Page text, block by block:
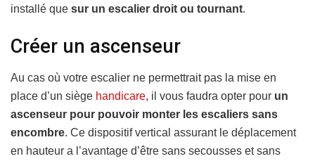
installé que sur un escalier droit ou tournant.
Créer un ascenseur
Au cas où votre escalier ne permettrait pas la mise en
place d’un siège handicare, il vous faudra opter pour un
ascenseur pour pouvoir monter les escaliers sans
encombre. Ce dispositif vertical assurant le déplacement
en hauteur a l’avantage d’être sans secousses et sans